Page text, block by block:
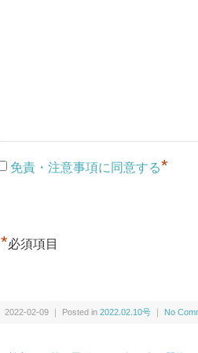
免責・注意事項に同意する*
*必須項目
2022-02-09 ｜ Posted in 2022.02.10号 ｜ No